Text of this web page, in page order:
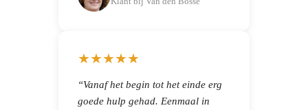
★★★★★
“Vanaf het begin tot het einde erg
goede hulp gehad. Eenmaal in